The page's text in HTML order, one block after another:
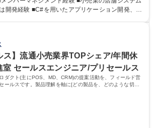
ジェクトの進捗管理、原価管理、要員管理 ■顧客
ステム（POS・周辺システム）の導入・改善に関
トアシステム1部
リケーション開発、ま
大学 高専 短大 専修学校 高校 語学力： 資格：
ス】流通小売業界TOPシェア/年間休
室 セールスエンジニア/プリセールス
ダクト(主にPOS、MD、CRM)の提案活動を、フィールド営
ールスです。製品理解を軸に[どの製品を、どのような切り
中身を担います。